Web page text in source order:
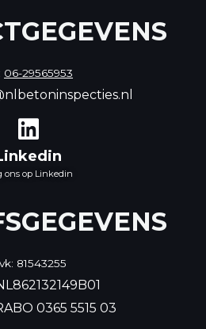
06-29565953
ons op Linkedin
81543255
036‍5 5515 03